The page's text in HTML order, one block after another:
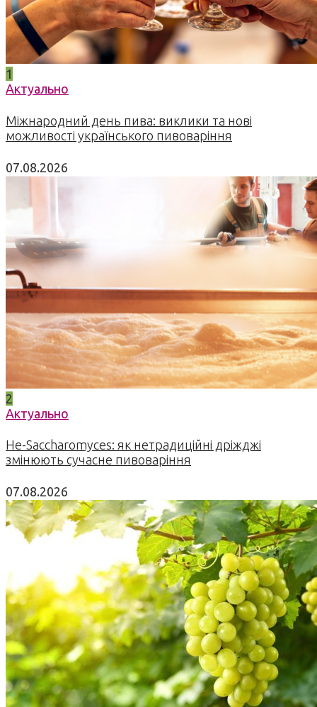
1
Актуально
Міжнародний день пива: виклики та нові
можливості українського пивоваріння
07.08.2026
2
Актуально
Не-Saccharomyces: як нетрадиційні дріжджі
змінюють сучасне пивоваріння
07.08.2026